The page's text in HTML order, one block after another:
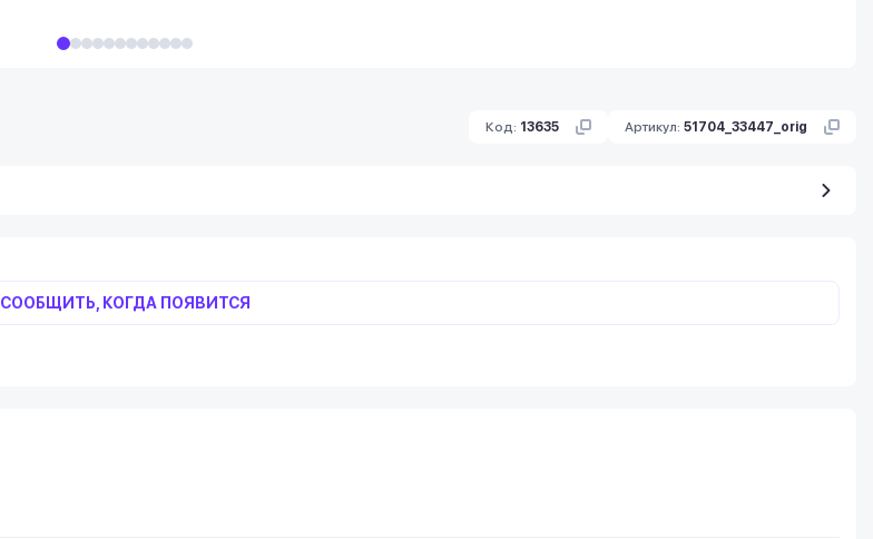
Код: 13635 Артикул: 51704_33447_orig
СООБЩИТЬ, КОГДА ПОЯВИТСЯ